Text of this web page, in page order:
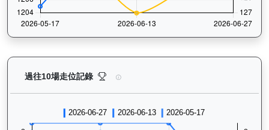
過往10場走位記錄 正本巨星（L056）— 過往走位記錄圖